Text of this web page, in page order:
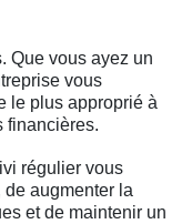
Que vous ayez un
vous
le plus approprié à
financières.
régulier vous
augmenter la
et de maintenir un